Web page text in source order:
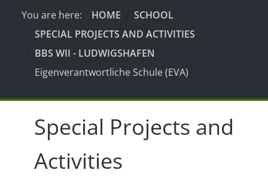
You are here: HOME
SCHOOL
SPECIAL PROJECTS AND ACTIVITIES
BBS WII - LUDWIGSHAFEN
Eigenverantwortliche Schule (EVA)
Special Projects and
Activities